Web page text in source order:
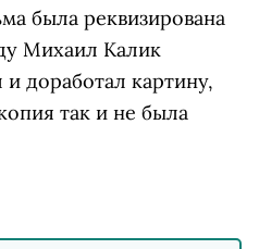
была реквизирована
Михаил Калик
доработал картину,
так и не была